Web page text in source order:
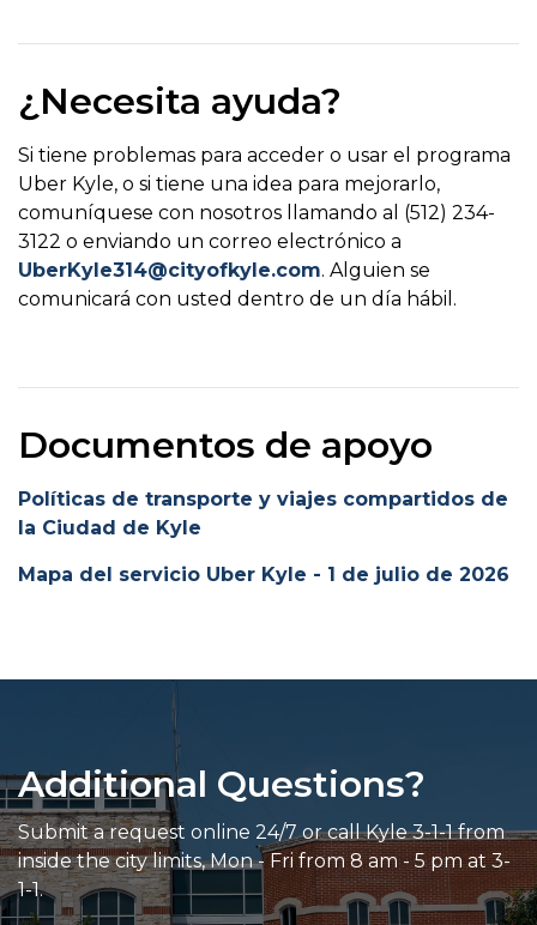
¿Necesita ayuda?
Si tiene problemas para acceder o usar el programa
Uber Kyle, o si tiene una idea para mejorarlo,
comuníquese con nosotros llamando al (512) 234-
3122 o enviando un correo electrónico a
UberKyle314@cityofkyle.com. Alguien se
comunicará con usted dentro de un día hábil.
Documentos de apoyo
Políticas de transporte y viajes compartidos de
la Ciudad de Kyle
Mapa del servicio Uber Kyle - 1 de julio de 2026
Additional Questions?
Submit a request online 24/7 or call Kyle 3-1-1 from
inside the city limits, Mon - Fri from 8 am - 5 pm at 3-
1-1.